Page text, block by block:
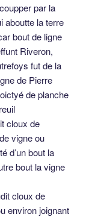
par la
aboutte la terre
bout de ligne
Riveron,
fut de la
de Pierre
de planche
cloux de
vigne ou
d’un bout la
bout la vigne
cloux de
environ joignant